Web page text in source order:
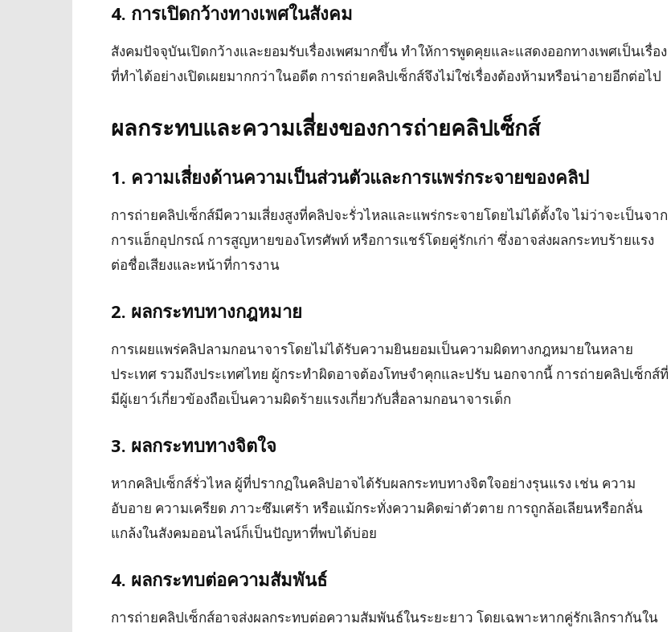
4. การเปิดกว้างทางเพศในสังคม
สังคมปัจจุบันเปิดกว้างและยอมรับเรื่องเพศมากขึ้น ทำให้การพูดคุยและแสดงออกทางเพศเป็นเรื่อง
ที่ทำได้อย่างเปิดเผยมากกว่าในอดีต การถ่ายคลิปเซ็กส์จึงไม่ใช่เรื่องต้องห้ามหรือน่าอายอีกต่อไป
ผลกระทบและความเสี่ยงของการถ่ายคลิปเซ็กส์
1. ความเสี่ยงด้านความเป็นส่วนตัวและการแพร่กระจายของคลิป
การถ่ายคลิปเซ็กส์มีความเสี่ยงสูงที่คลิปจะรั่วไหลและแพร่กระจายโดยไม่ได้ตั้งใจ ไม่ว่าจะเป็นจาก
การแฮ็กอุปกรณ์ การสูญหายของโทรศัพท์ หรือการแชร์โดยคู่รักเก่า ซึ่งอาจส่งผลกระทบร้ายแรง
ต่อชื่อเสียงและหน้าที่การงาน
2. ผลกระทบทางกฎหมาย
การเผยแพร่คลิปลามกอนาจารโดยไม่ได้รับความยินยอมเป็นความผิดทางกฎหมายในหลาย
ประเทศ รวมถึงประเทศไทย ผู้กระทำผิดอาจต้องโทษจำคุกและปรับ นอกจากนี้ การถ่ายคลิปเซ็กส์ที่
มีผู้เยาว์เกี่ยวข้องถือเป็นความผิดร้ายแรงเกี่ยวกับสื่อลามกอนาจารเด็ก
3. ผลกระทบทางจิตใจ
หากคลิปเซ็กส์รั่วไหล ผู้ที่ปรากฏในคลิปอาจได้รับผลกระทบทางจิตใจอย่างรุนแรง เช่น ความ
อับอาย ความเครียด ภาวะซึมเศร้า หรือแม้กระทั่งความคิดฆ่าตัวตาย การถูกล้อเลียนหรือกลั่น
แกล้งในสังคมออนไลน์ก็เป็นปัญหาที่พบได้บ่อย
4. ผลกระทบต่อความสัมพันธ์
การถ่ายคลิปเซ็กส์อาจส่งผลกระทบต่อความสัมพันธ์ในระยะยาว โดยเฉพาะหากคู่รักเลิกรากันใน